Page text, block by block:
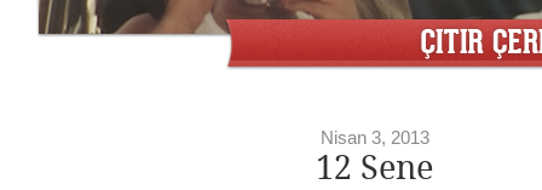
Nisan 3, 2013
12 Sene